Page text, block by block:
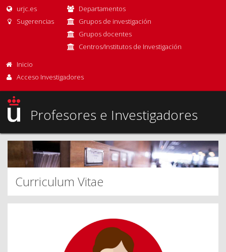
urjc.es
Sugerencias
Departamentos
Grupos de investigación
Grupos docentes
Centros/Institutos de Investigación
Inicio
Acceso Investigadores
Profesores e Investigadores
Curriculum Vitae